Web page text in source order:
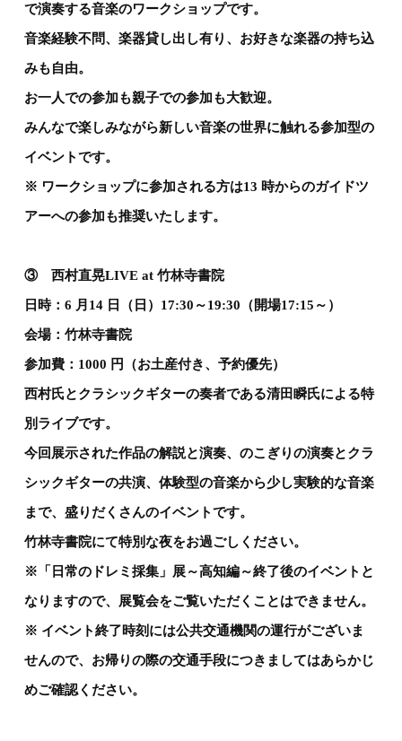
で演奏する音楽のワークショップです。
音楽経験不問、楽器貸し出し有り、お好きな楽器の持ち込
みも自由。
お一人での参加も親子での参加も大歓迎。
みんなで楽しみながら新しい音楽の世界に触れる参加型の
イベントです。
※ ワークショップに参加される方は13 時からのガイドツ
アーへの参加も推奨いたします。
③ 西村直晃LIVE at 竹林寺書院
日時：6 月14 日（日）17:30～19:30（開場17:15～）
会場：竹林寺書院
参加費：1000 円（お土産付き、予約優先）
西村氏とクラシックギターの奏者である清田瞬氏による特
別ライブです。
今回展示された作品の解説と演奏、のこぎりの演奏とクラ
シックギターの共演、体験型の音楽から少し実験的な音楽
まで、盛りだくさんのイベントです。
竹林寺書院にて特別な夜をお過ごしください。
※「日常のドレミ採集」展～高知編～終了後のイベントと
なりますので、展覧会をご覧いただくことはできません。
※ イベント終了時刻には公共交通機関の運行がございま
せんので、お帰りの際の交通手段につきましてはあらかじ
めご確認ください。